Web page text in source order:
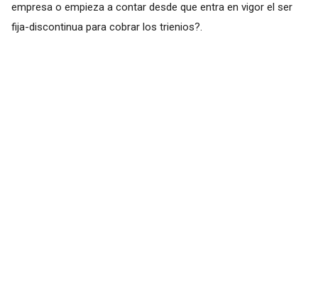
empresa o empieza a contar desde que entra en vigor el ser
fija-discontinua para cobrar los trienios?.